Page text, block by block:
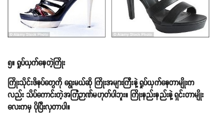
၅။ ရှုပ်ယှက်နေတဲ့ကြိုး
ကြိုးသိုင်းဖိနပ်တွေကို ရွေးမယ်ဆို ကြိုးအများကြီးနဲ့ ရှုပ်ယှက်နေတာမျိုးက
လည်း သိပ်ကောင်းတဲ့အကြံဉာဏ်မဟုတ်ပါဘူး။ ကြိုးနည်းနည်းနဲ့ ရှင်းတာမျိုး
လေးကမှ ပိုပြီးလှတာပါ။